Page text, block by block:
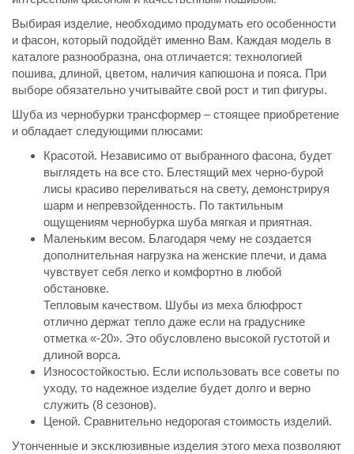
Выбирая изделие, необходимо продумать его особенности
и фасон, который подойдёт именно Вам. Каждая модель в
каталоге разнообразна, она отличается: технологией
пошива, длиной, цветом, наличия капюшона и пояса. При
выборе обязательно учитывайте свой рост и тип фигуры.
Шуба из чернобурки трансформер – стоящее приобретение
и обладает следующими плюсами:
Красотой. Независимо от выбранного фасона, будет
выглядеть на все сто. Блестящий мех черно-бурой
лисы красиво переливаться на свету, демонстрируя
шарм и непревзойденность. По тактильным
ощущениям чернобурка шуба мягкая и приятная.
Маленьким весом. Благодаря чему не создается
дополнительная нагрузка на женские плечи, и дама
чувствует себя легко и комфортно в любой
обстановке.
Тепловым качеством. Шубы из меха блюфрост
отлично держат тепло даже если на градуснике
отметка «-20». Это обусловлено высокой густотой и
длиной ворса.
Износостойкостью. Если использовать все советы по
уходу, то надежное изделие будет долго и верно
служить (8 сезонов).
Ценой. Сравнительно недорогая стоимость изделий.
Утонченные и эксклюзивные изделия этого меха позволяют